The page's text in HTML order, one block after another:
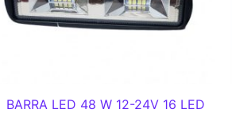
BARRA LED 48 W 12-24V 16 LED